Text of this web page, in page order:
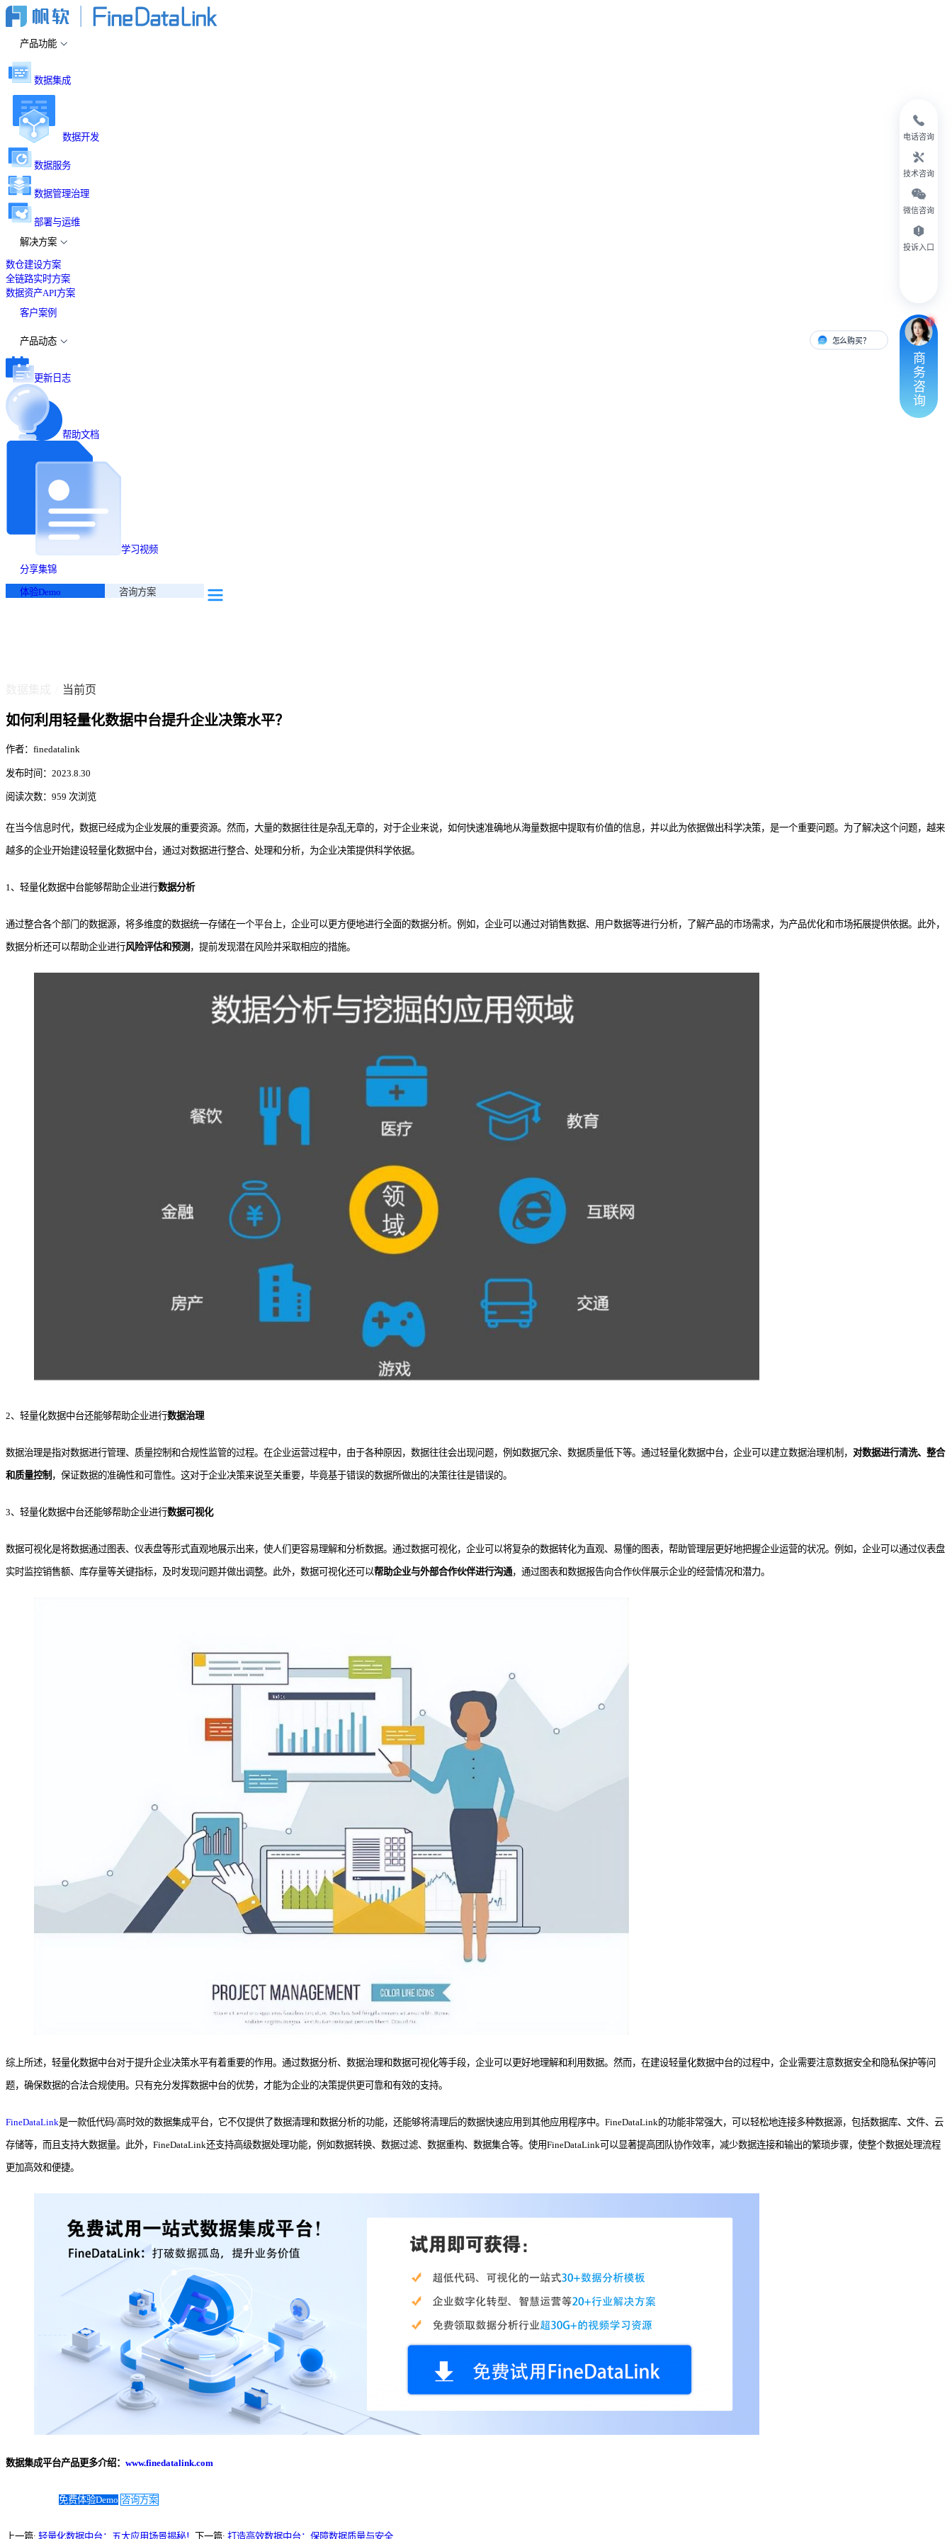
产品功能
数据集成
数据开发
数据服务
数据管理治理
部署与运维
解决方案
数仓建设方案
全链路实时方案
数据资产API方案
客户案例
产品动态
更新日志
帮助文档
学习视频
分享集锦
体验Demo 咨询方案
当前页
如何利用轻量化数据中台提升企业决策水平？
作者：finedatalink
发布时间：2023.8.30
阅读次数：959 次浏览
在当今信息时代，数据已经成为企业发展的重要资源。然而，大量的数据往往是杂乱无章的，对于企业来说，如何快速准确地从海量数据中提取有价值的信息，并以此为依据做出科学决策，是一个重要问题。为了解决这个问题，越来
越多的企业开始建设轻量化数据中台，通过对数据进行整合、处理和分析，为企业决策提供科学依据。
1、轻量化数据中台能够帮助企业进行数据分析
通过整合各个部门的数据源，将多维度的数据统一存储在一个平台上，企业可以更方便地进行全面的数据分析。例如，企业可以通过对销售数据、用户数据等进行分析，了解产品的市场需求，为产品优化和市场拓展提供依据。此外，
数据分析还可以帮助企业进行风险评估和预测 ，提前发现潜在风险并采取相应的措施。
2、轻量化数据中台还能够帮助企业进行数据治理
数据治理是指对数据进行管理、质量控制和合规性监管的过程。在企业运营过程中，由于各种原因，数据往往会出现问题，例如数据冗余、数据质量低下等。通过轻量化数据中台，企业可以建立数据治理机制， 对数据进行清洗、整合
和质量控制 ，保证数据的准确性和可靠性。这对于企业决策来说至关重要，毕竟基于错误的数据所做出的决策往往是错误的。
3、轻量化数据中台还能够帮助企业进行数据可视化
数据可视化是将数据通过图表、仪表盘等形式直观地展示出来，使人们更容易理解和分析数据。通过数据可视化，企业可以将复杂的数据转化为直观、易懂的图表，帮助管理层更好地把握企业运营的状况。例如，企业可以通过仪表盘
实时监控销售额、库存量等关键指标，及时发现问题并做出调整。此外，数据可视化还可以帮助企业与外部合作伙伴进行沟通，通过图表和数据报告向合作伙伴展示企业的经营情况和潜力。
综上所述，轻量化数据中台对于提升企业决策水平有着重要的作用。通过数据分析、数据治理和数据可视化等手段，企业可以更好地理解和利用数据。然而，在建设轻量化数据中台的过程中，企业需要注意数据安全和隐私保护等问
题，确保数据的合法合规使用。只有充分发挥数据中台的优势，才能为企业的决策提供更可靠和有效的支持。
FineDataLink是一款低代码/高时效的数据集成平台，它不仅提供了数据清理和数据分析的功能，还能够将清理后的数据快速应用到其他应用程序中。FineDataLink的功能非常强大，可以轻松地连接多种数据源，包括数据库、文件、云
存储等，而且支持大数据量。此外，FineDataLink还支持高级数据处理功能，例如数据转换、数据过滤、数据重构、数据集合等。使用FineDataLink可以显著提高团队协作效率，减少数据连接和输出的繁琐步骤，使整个数据处理流程
更加高效和便捷。
数据集成平台产品更多介绍： www.finedatalink.com
免费体验Demo 咨询方案
上一篇: 轻量化数据中台：五大应用场景揭秘！ 下一篇: 打造高效数据中台：保障数据质量与安全
电话咨询
技术咨询
微信咨询
投诉入口
怎么购买？ 有人对接
商
务
咨
询